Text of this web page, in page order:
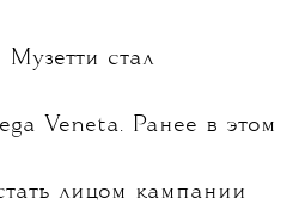
стал
Veneta. Ранее в этом
лицом кампании